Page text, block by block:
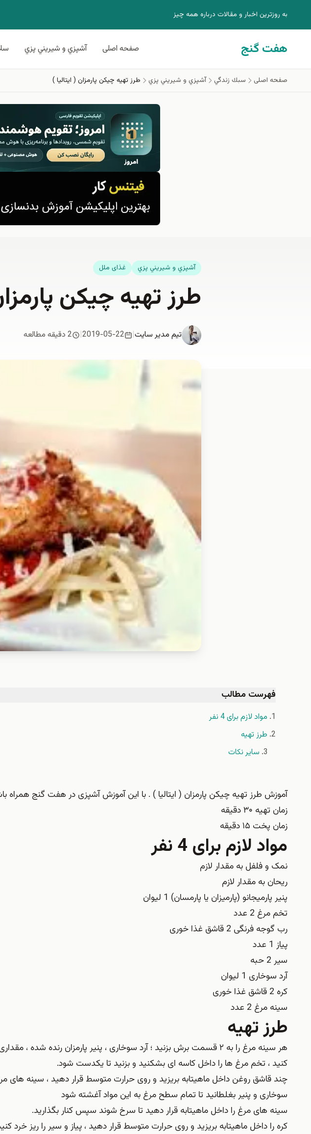
به روزترين اخبار و مقالات درباره همه چيز
هفت گنج صفحه اصلی آشپزي و شيريني پزي
صفحه اصلی سبك زندگي آشپزي و شيريني پزي طرز تهیه چیکن پارمزان ( ایتالیا )
آشپزي و شيريني پزي غذای ملل
طرز تهیه چیکن
تیم مدیر سایت|
2019-05-22
| 2 دقیقه مطالعه
فهرست مطالب
مواد لازم برای 4 نفر
طرز تهیه
سایر نکات
آموزش طرز تهیه چیکن پارمزان ( ایتالیا ) . با این آموزش آشپزی در هفت گنج همراه
زمان تهیه ۳۰ دقیقه
زمان پخت ۱۵ دقیقه
مواد لازم برای 4 نفر
نمک و فلفل به مقدار لازم
ریحان به مقدار لازم
پنیر پارمیجانو (پارمیزان یا پارمسان) 1 لیوان
تخم مرغ 2 عدد
رب گوجه ‌فرنگی 2 قاشق غذا خوری
پیاز 1 عدد
سیر 2 حبه
آرد سوخاری 1 لیوان
کره 2 قاشق غذا خوری
سینه‌ مرغ 2 عدد
طرز تهیه
هر سینه مرغ را به ۲ قسمت برش بزنید ؛ آرد سوخاری ، پنیر پارمزان رنده
کنید ، تخم مرغ ها را داخل کاسه ای بشکنید و بزنید تا یکدست شود.
چند قاشق روغن داخل ماهیتابه بریزید و روی حرارت متوسط قرار دهید ، سینه های
سوخاری و پنیر بغلطانید تا تمام سطح مرغ به این مواد آغشته شود
سینه های مرغ را داخل ماهیتابه قرار دهید تا سرخ شوند سپس کنار بگذارید.
کره را داخل ماهیتابه بریزید و روی حرارت متوسط قرار دهید ، پیاز و سیر را ریز